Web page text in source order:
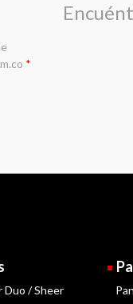
*
Duo / Sheer